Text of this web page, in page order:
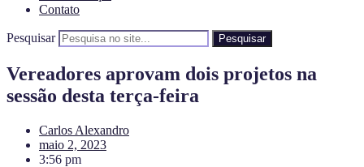
Contato
Pesquisar Pesquisar
Vereadores aprovam dois projetos na
sessão desta terça-feira
Carlos Alexandro
maio 2, 2023
3:56 pm